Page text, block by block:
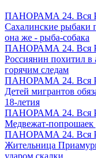
ПАНОРАМА 24. Вся
Сахалинские рыбаки
она же - рыба-собака
ПАНОРАМА 24. Вся
Россиянин похитил в
горячим следам
ПАНОРАМА 24. Вся
Детей мигрантов
18-летия
ПАНОРАМА 24. Вся
Медвежат-попрошаек
ПАНОРАМА 24. Вся
Жительница
ударом скалки